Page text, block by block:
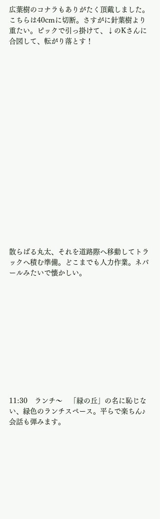
広葉樹のコナラもありがたく頂戴しました。
こちらは40cmに切断。さすがに針葉樹より
重たい。ピックで引っ掛けて、↓のKさんに
合図して、転がり落とす！
散らばる丸太、それを道路際へ移動してトラ
ックへ積む準備。どこまでも人力作業。ネパ
ールみたいで懐かしい。
11:30　ランチ〜　「緑の丘」の名に恥じな
い、緑色のランチスペース。平らで楽ちん♪
会話も弾みます。